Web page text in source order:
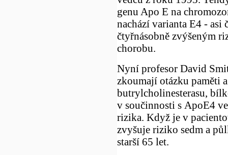
genu Apo E na
nachází varianta E4 -
čtyřnásobně zvýšeným
chorobu.
Nyní profesor David
zkoumají otázku paměti
butrylcholinesterasu,
v součinnosti s ApoE4
rizika. Když je v
zvyšuje riziko sedm a
starší 65 let.